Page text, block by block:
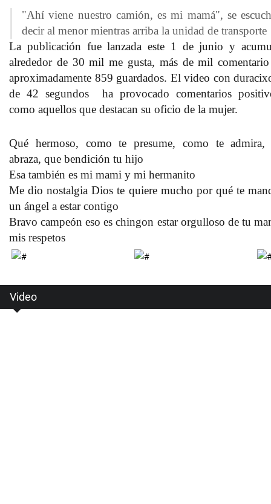
"Ahí viene nuestro camión, es mi mamá", se
decir al menor mientras arriba la unidad de transporte
La publicación fue lanzada este 1 de junio y
alrededor de 30 mil me gusta, más de mil
aproximadamente 859 guardados. El video con
de 42 segundos ha provocado comentarios
como aquellos que destacan su oficio de la mujer.
Qué hermoso, como te presume, como te admira,
abraza, que bendición tu hijo
Esa también es mi mami y mi hermanito
Me dio nostalgia Dios te quiere mucho por qué te
un ángel a estar contigo
Bravo campeón eso es chingon estar orgulloso de tu
mis respetos
Video